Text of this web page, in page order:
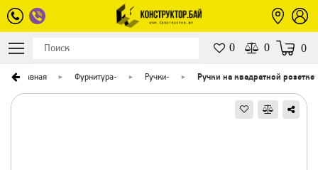
0 0 0
Главная Фурнитура- Ручки- Ручки на квадратной розетке